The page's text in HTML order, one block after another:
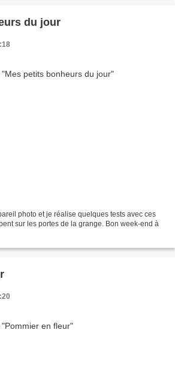
du jour
photo et je réalise quelques tests avec ces
sur les portes de la grange. Bon week-end à